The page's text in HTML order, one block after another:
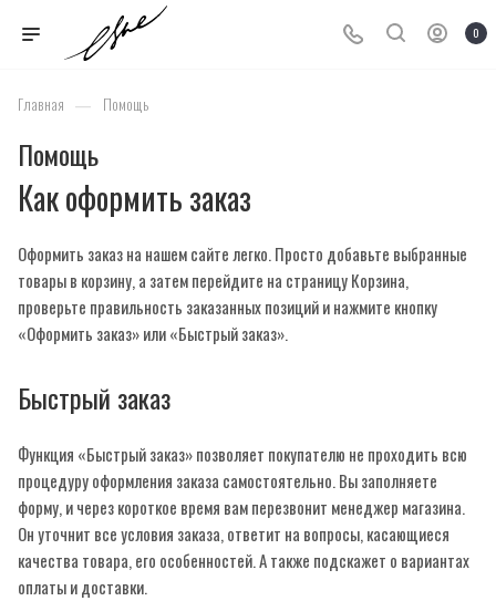
0
Главная — Помощь
Помощь
Как оформить заказ
Оформить заказ на нашем сайте легко. Просто добавьте выбранные
товары в корзину, а затем перейдите на страницу Корзина,
проверьте правильность заказанных позиций и нажмите кнопку
«Оформить заказ» или «Быстрый заказ».
Быстрый заказ
Функция «Быстрый заказ» позволяет покупателю не проходить всю
процедуру оформления заказа самостоятельно. Вы заполняете
форму, и через короткое время вам перезвонит менеджер магазина.
Он уточнит все условия заказа, ответит на вопросы, касающиеся
качества товара, его особенностей. А также подскажет о вариантах
оплаты и доставки.